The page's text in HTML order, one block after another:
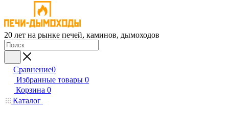
20 лет на рынке печей, каминов, дымоходов
Сравнение0
Избранные товары 0
Корзина 0
Каталог